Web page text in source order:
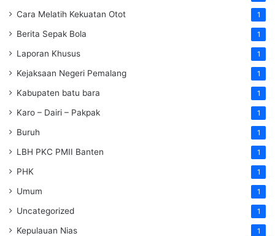
Cara Melatih Kekuatan Otot 1
Berita Sepak Bola 1
Laporan Khusus 1
Kejaksaan Negeri Pemalang 1
Kabupaten batu bara 1
Karo – Dairi – Pakpak 1
Buruh 1
LBH PKC PMII Banten 1
PHK 1
Umum 1
Uncategorized 1
Kepulauan Nias 1